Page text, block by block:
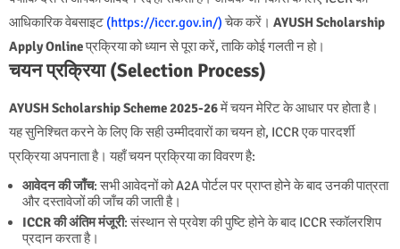
आधिकारिक वेबसाइट (https://iccr.gov.in/)चेक करें। AYUSH Scholarship
Apply Onlineप्रक्रिया को ध्यान से पूरा करें, ताकि कोई गलती न हो।
चयन प्रक्रिया (Selection Process)
AYUSH Scholarship Scheme 2025-26में चयन मेरिट के आधार पर होता है।
यह सुनिश्चित करने के लिए कि सही उम्मीदवारों का चयन हो, ICCR एक पारदर्शी
प्रक्रिया अपनाता है। यहाँ चयन प्रक्रिया का विवरण है:
आवेदन की जाँच: सभी आवेदनों को A2A पोर्टल पर प्राप्त होने के बाद उनकी पात्रता
और दस्तावेजों की जाँच की जाती है।
ICCR की अंतिम मंजूरी: संस्थान से प्रवेश की पुष्टि होने के बाद ICCR स्कॉलरशिप
प्रदान करता है।